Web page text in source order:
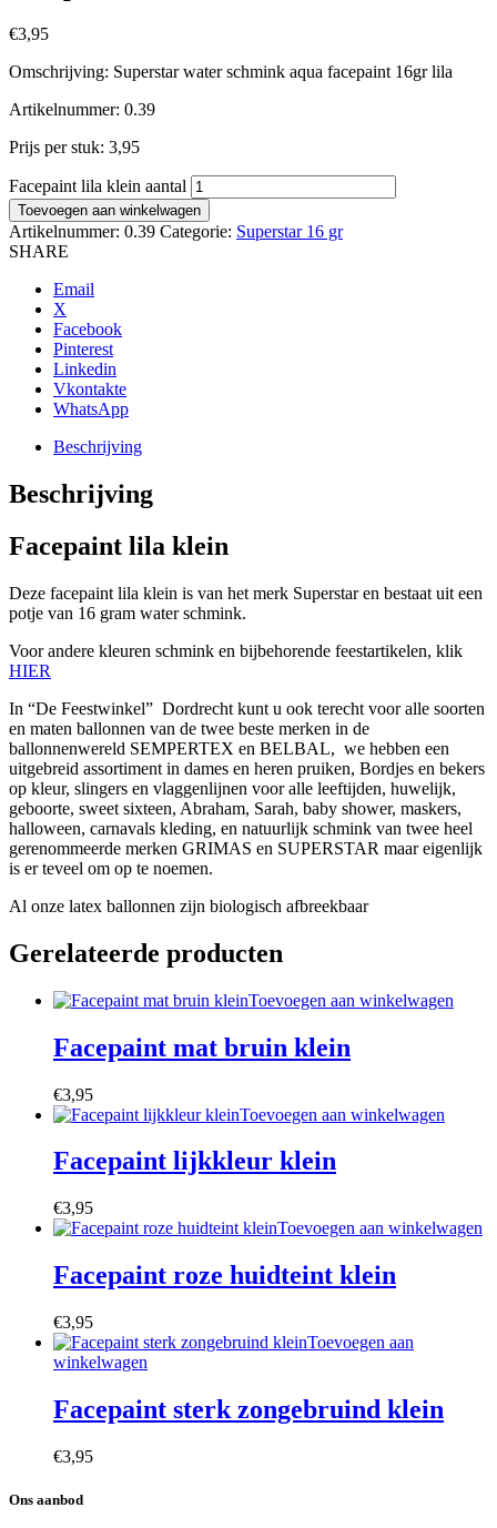
€3,95
Omschrijving: Superstar water schmink aqua facepaint 16gr lila
Artikelnummer: 0.39
Prijs per stuk: 3,95
Facepaint lila klein aantal
Toevoegen aan winkelwagen
Artikelnummer: 0.39 Categorie: Superstar 16 gr
SHARE
Email
X
Facebook
Pinterest
Linkedin
Vkontakte
WhatsApp
Beschrijving
Beschrijving
Facepaint lila klein
Deze facepaint lila klein is van het merk Superstar en bestaat uit een
potje van 16 gram water schmink.
Voor andere kleuren schmink en bijbehorende feestartikelen, klik
HIER
In “De Feestwinkel” Dordrecht kunt u ook terecht voor alle soorten
en maten ballonnen van de twee beste merken in de
ballonnenwereld SEMPERTEX en BELBAL, we hebben een
uitgebreid assortiment in dames en heren pruiken, Bordjes en bekers
op kleur, slingers en vlaggenlijnen voor alle leeftijden, huwelijk,
geboorte, sweet sixteen, Abraham, Sarah, baby shower, maskers,
halloween, carnavals kleding, en natuurlijk schmink van twee heel
gerenommeerde merken GRIMAS en SUPERSTAR maar eigenlijk
is er teveel om op te noemen.
Al onze latex ballonnen zijn biologisch afbreekbaar
Gerelateerde producten
Toevoegen aan winkelwagen
Facepaint mat bruin klein
€3,95
Toevoegen aan winkelwagen
Facepaint lijkkleur klein
€3,95
Toevoegen aan winkelwagen
Facepaint roze huidteint klein
€3,95
Toevoegen aan
winkelwagen
Facepaint sterk zongebruind klein
€3,95
Ons aanbod